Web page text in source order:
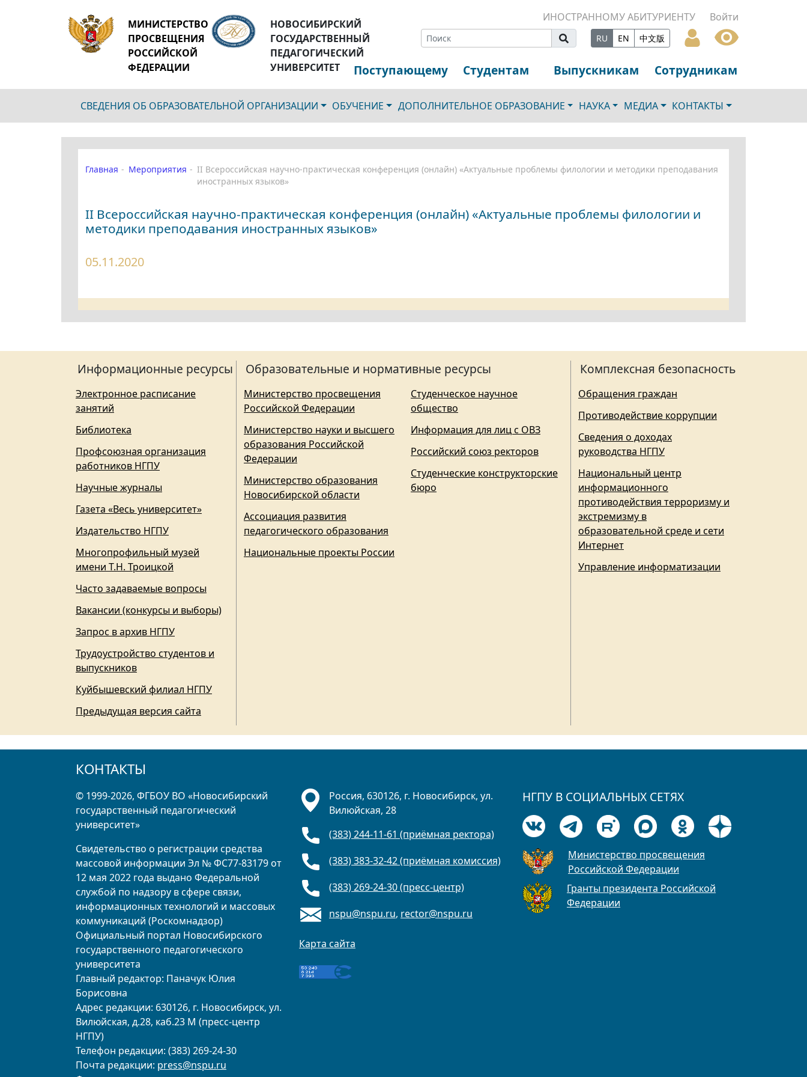
МИНИСТЕРСТВО
ПРОСВЕЩЕНИЯ
РОССИЙСКОЙ
ФЕДЕРАЦИИ
НОВОСИБИРСКИЙ
ГОСУДАРСТВЕННЫЙ
ПЕДАГОГИЧЕСКИЙ
УНИВЕРСИТЕТ
ИНОСТРАННОМУ АБИТУРИЕНТУ Войти
RU EN 中文版
Поступающему Студентам Выпускникам Сотрудникам
СВЕДЕНИЯ ОБ ОБРАЗОВАТЕЛЬНОЙ ОРГАНИЗАЦИИ ОБУЧЕНИЕ ДОПОЛНИТЕЛЬНОЕ ОБРАЗОВАНИЕ НАУКА МЕДИА КОНТАКТЫ
Главная Мероприятия
II Всероссийская научно-практическая конференция (онлайн) «Актуальные проблемы филологии и методики преподавания
иностранных языков»
II Всероссийская научно-практическая конференция (онлайн) «Актуальные проблемы филологии и
методики преподавания иностранных языков»
05.11.2020
Информационные ресурсы
Электронное расписание
занятий
Библиотека
Профсоюзная организация
работников НГПУ
Научные журналы
Газета «Весь университет»
Издательство НГПУ
Многопрофильный музей
имени Т.Н. Троицкой
Часто задаваемые вопросы
Вакансии (конкурсы и выборы)
Запрос в архив НГПУ
Трудоустройство студентов и
выпускников
Куйбышевский филиал НГПУ
Предыдущая версия сайта
Образовательные и нормативные ресурсы
Министерство просвещения
Российской Федерации
Министерство науки и высшего
образования Российской
Федерации
Министерство образования
Новосибирской области
Ассоциация развития
педагогического образования
Национальные проекты России
Студенческое научное
общество
Информация для лиц с ОВЗ
Российский союз ректоров
Студенческие конструкторские
бюро
Комплексная безопасность
Обращения граждан
Противодействие коррупции
Сведения о доходах
руководства НГПУ
Национальный центр
информационного
противодействия терроризму и
экстремизму в
образовательной среде и сети
Интернет
Управление информатизации
КОНТАКТЫ
© 1999-2026, ФГБОУ ВО «Новосибирский
государственный педагогический
университет»
Свидетельство о регистрации средства
массовой информации Эл № ФС77-83179 от
12 мая 2022 года выдано Федеральной
службой по надзору в сфере связи,
информационных технологий и массовых
коммуникаций (Роскомнадзор)
Официальный портал Новосибирского
государственного педагогического
университета
Главный редактор: Паначук Юлия
Борисовна
Адрес редакции: 630126, г. Новосибирск, ул.
Вилюйская, д.28, каб.23 М (пресс-центр
НГПУ)
Телефон редакции: (383) 269-24-30
Почта редакции: press@nspu.ru
Россия, 630126, г. Новосибирск, ул.
Вилюйская, 28
(383) 244-11-61 (приёмная ректора)
(383) 383-32-42 (приёмная комиссия)
(383) 269-24-30 (пресс-центр)
nspu@nspu.ru, rector@nspu.ru
Карта сайта
НГПУ В СОЦИАЛЬНЫХ СЕТЯХ
Министерство просвещения
Российской Федерации
Гранты президента Российской
Федерации